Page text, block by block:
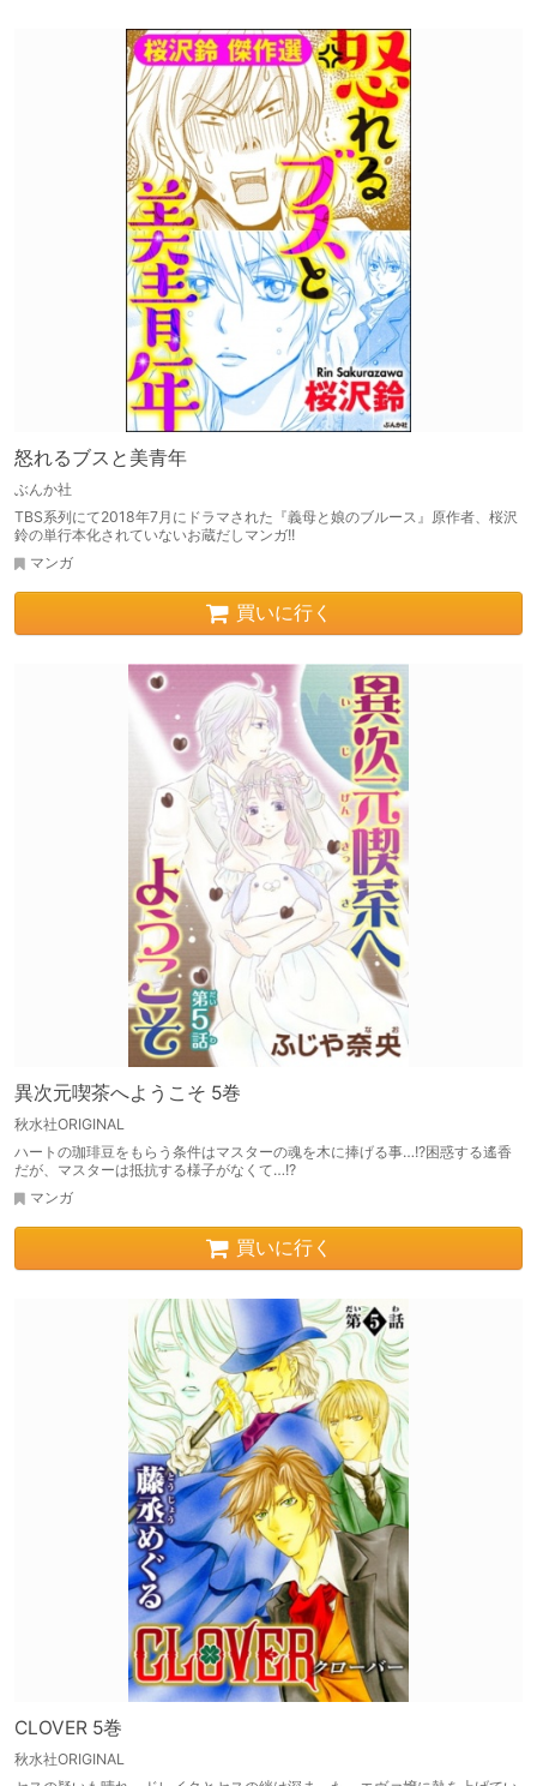
怒れるブスと美青年
ぶんか社
TBS系列にて2018年7月にドラマされた『義母と娘のブルース』原作者、桜沢
鈴の単行本化されていないお蔵だしマンガ!!
マンガ
買いに行く
異次元喫茶へようこそ 5巻
秋水社ORIGINAL
ハートの珈琲豆をもらう条件はマスターの魂を木に捧げる事…!?困惑する遙香
だが、マスターは抵抗する様子がなくて…!?
マンガ
買いに行く
CLOVER 5巻
秋水社ORIGINAL